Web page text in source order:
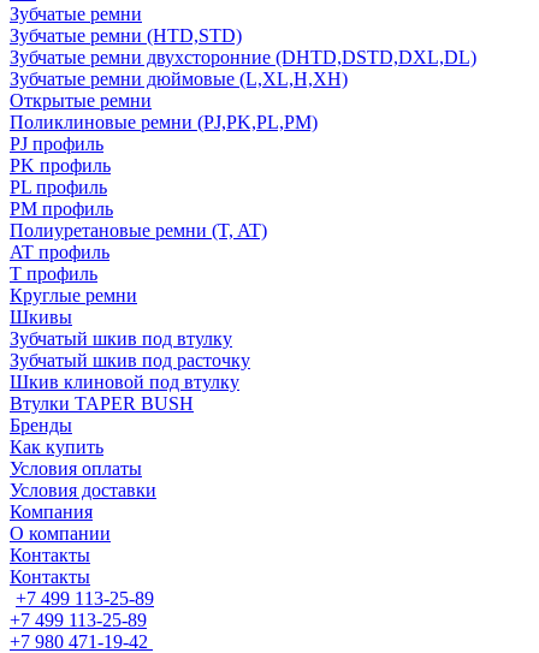
Зубчатые ремни
Зубчатые ремни (HTD,STD)
Зубчатые ремни двухсторонние (DHTD,DSTD,DXL,DL)
Зубчатые ремни дюймовые (L,XL,H,XH)
Открытые ремни
Поликлиновые ремни (PJ,PK,PL,PM)
PJ профиль
PK профиль
PL профиль
PM профиль
Полиуретановые ремни (T, AT)
AT профиль
T профиль
Круглые ремни
Шкивы
Зубчатый шкив под втулку
Зубчатый шкив под расточку
Шкив клиновой под втулку
Втулки TAPER BUSH
Бренды
Как купить
Условия оплаты
Условия доставки
Компания
О компании
Контакты
Контакты
+7 499 113-25-89
+7 499 113-25-89
+7 980 471-19-42